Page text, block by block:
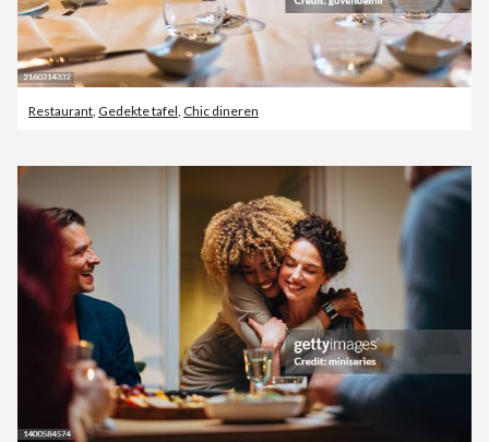
Restaurant Gedekte tafel Chic dineren